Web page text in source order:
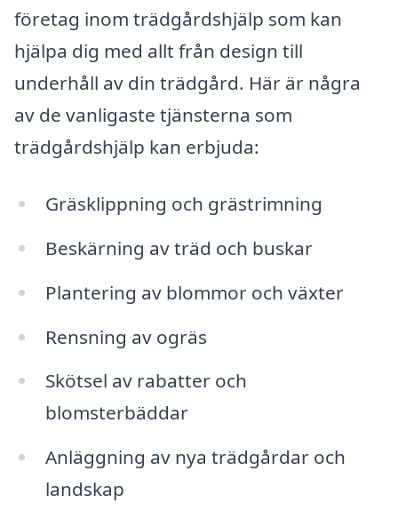
företag inom trädgårdshjälp som kan
hjälpa dig med allt från design till
underhåll av din trädgård. Här är några
av de vanligaste tjänsterna som
trädgårdshjälp kan erbjuda:
Gräsklippning och grästrimning
Beskärning av träd och buskar
Plantering av blommor och växter
Rensning av ogräs
Skötsel av rabatter och
blomsterbäddar
Anläggning av nya trädgårdar och
landskap